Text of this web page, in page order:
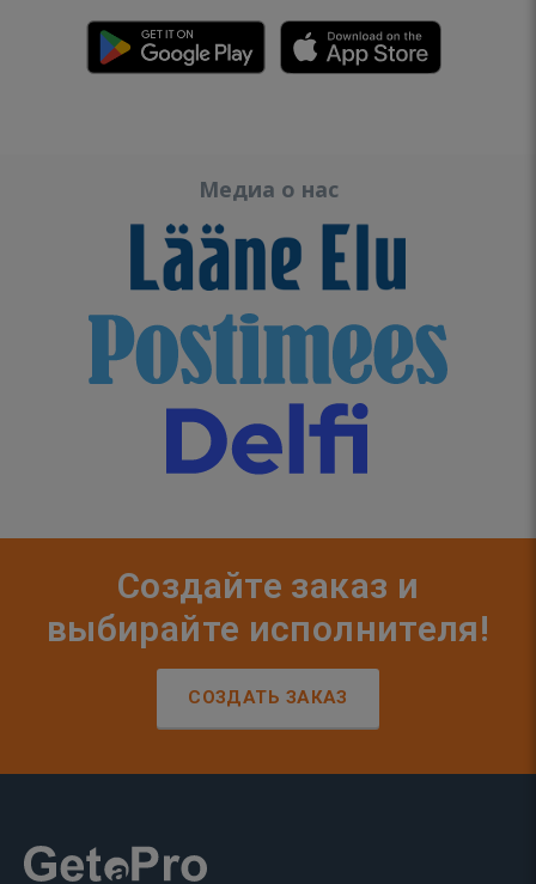
Медиа о нас
Создайте заказ и
выбирайте исполнителя!
СОЗДАТЬ ЗАКАЗ